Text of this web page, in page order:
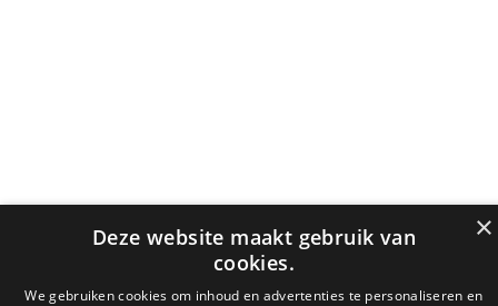
×
Deze website maakt gebruik van
cookies.
We gebruiken cookies om inhoud en advertenties te personaliseren en